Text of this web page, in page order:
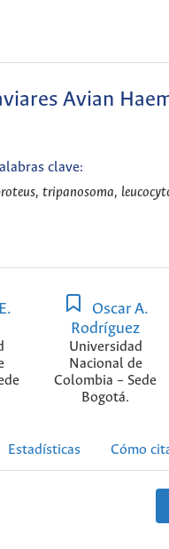
Avian
clave:
tripanosoma,
Oscar A.
Rodríguez
Universidad
Nacional de
Colombia – Sede
Bogotá.
Estadísticas Cómo